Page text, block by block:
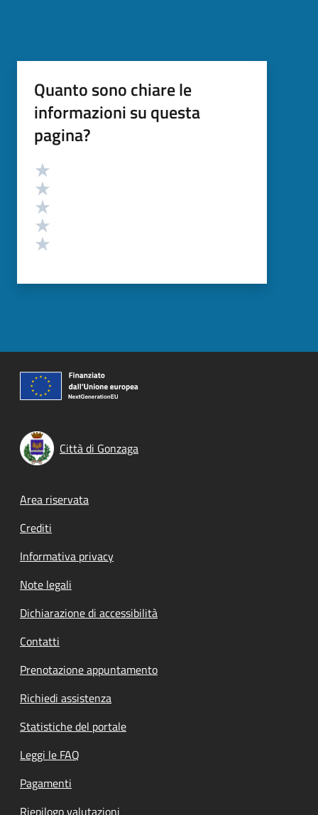
Quanto sono chiare le
informazioni su questa
pagina?
Valutazione
Città di Gonzaga
Footer menu
Area riservata
Crediti
Informativa privacy
Note legali
Dichiarazione di accessibilità
Contatti
Prenotazione appuntamento
Richiedi assistenza
Statistiche del portale
Leggi le FAQ
Pagamenti
Riepilogo valutazioni